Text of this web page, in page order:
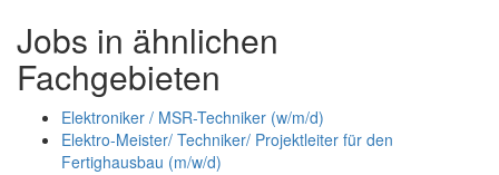
Jobs in ähnlichen
Fachgebieten
Elektroniker / MSR-Techniker (w/m/d)
Elektro-Meister/ Techniker/ Projektleiter für den
Fertighausbau (m/w/d)